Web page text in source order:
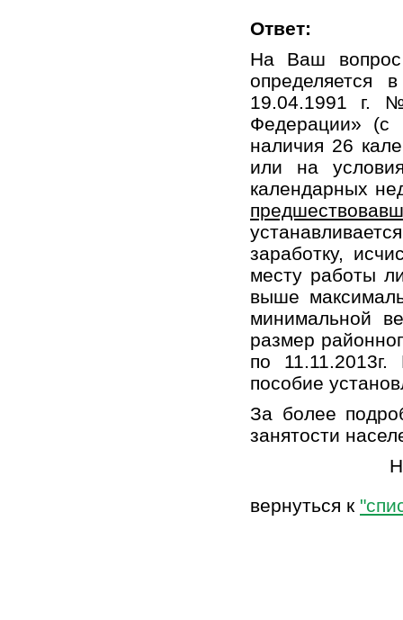
Ответ:
На Ваш вопрос
19.04.1991 г.
Федерации» (с
наличия 26
или на
календарных
заработку,
месту работы
выше
минимальной
размер
по
пособие
За более
занятости
вернуться к